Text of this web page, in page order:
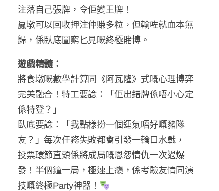
注落自己張牌，令佢變王牌！
贏墩可以回收押注仲賺多粒，但輸咗就血本無
歸，係臥底圖窮匕見嘅終極賭博。
遊戲精髓：
將食墩嘅數學計算同《阿瓦隆》式嘅心理博弈
完美融合！特工要諗：「佢出錯牌係唔小心定
係特登？」
臥底要諗：「我點樣扮一個運氣唔好嘅豬隊
友？」每次任務失敗都會引發一輪口水戰，
投票環節直頭係將成局嘅恩怨情仇一次過爆
發！半個鐘一局，極速上癮，係考驗友情同演
技嘅終極Party神器！